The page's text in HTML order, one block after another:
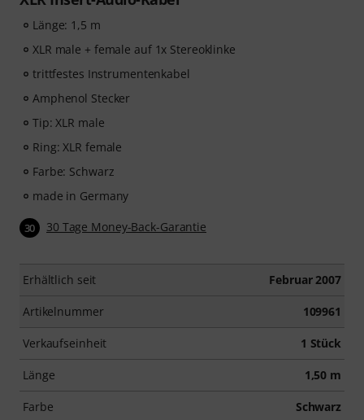
Länge: 1,5 m
XLR male + female auf 1x Stereoklinke
trittfestes Instrumentenkabel
Amphenol Stecker
Tip: XLR male
Ring: XLR female
Farbe: Schwarz
made in Germany
30 30 Tage Money-Back-Garantie
Erhältlich seit Februar 2007
Artikelnummer 109961
Verkaufseinheit 1 Stück
Länge 1,50 m
Farbe Schwarz